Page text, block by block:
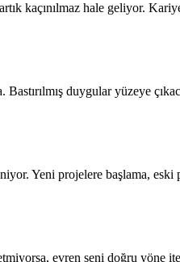
kaçınılmaz hale geliyor.
duygular yüzeye
Yeni projelere başlama, eski
evren seni doğru yöne